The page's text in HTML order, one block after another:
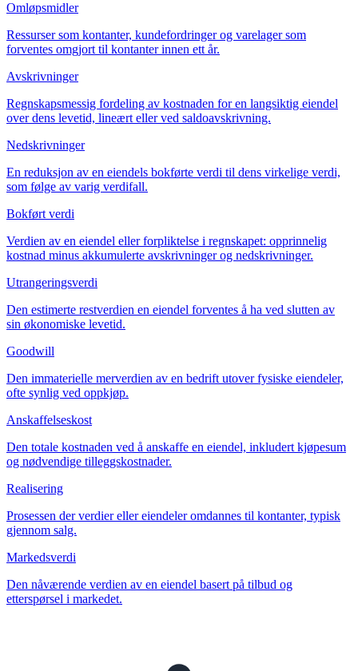
Omløpsmidler
Ressurser som kontanter, kundefordringer og varelager som
forventes omgjort til kontanter innen ett år.
Avskrivninger
Regnskapsmessig fordeling av kostnaden for en langsiktig eiendel
over dens levetid, lineært eller ved saldoavskrivning.
Nedskrivninger
En reduksjon av en eiendels bokførte verdi til dens virkelige verdi,
som følge av varig verdifall.
Bokført verdi
Verdien av en eiendel eller forpliktelse i regnskapet: opprinnelig
kostnad minus akkumulerte avskrivninger og nedskrivninger.
Utrangeringsverdi
Den estimerte restverdien en eiendel forventes å ha ved slutten av
sin økonomiske levetid.
Goodwill
Den immaterielle merverdien av en bedrift utover fysiske eiendeler,
ofte synlig ved oppkjøp.
Anskaffelseskost
Den totale kostnaden ved å anskaffe en eiendel, inkludert kjøpesum
og nødvendige tilleggskostnader.
Realisering
Prosessen der verdier eller eiendeler omdannes til kontanter, typisk
gjennom salg.
Markedsverdi
Den nåværende verdien av en eiendel basert på tilbud og
etterspørsel i markedet.